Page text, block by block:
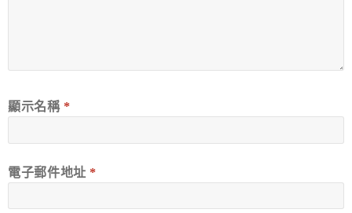
顯示名稱 *
電子郵件地址 *